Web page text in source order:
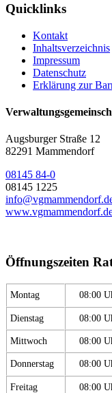
Quicklinks
Kontakt
Inhaltsverzeichnis
Impressum
Datenschutz
Erklärung zur
Augsburger Straße 12
82291 Mammendorf
08145 84-0
08145 1225
Öffnungszeiten
Montag 08:00
Dienstag 08:00
Mittwoch 08:00
Donnerstag 08:00
Freitag 08:00